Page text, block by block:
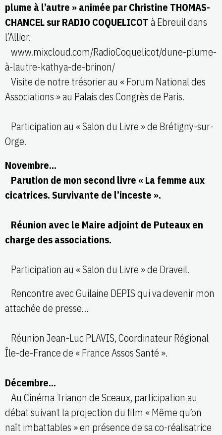
plume à l’autre » animée par Christine THOMAS-
CHANCEL sur RADIO COQUELICOTà Ebreuil dans
l’Allier.
www.mixcloud.com/RadioCoquelicot/dune-plume-
à-lautre-kathya-de-brinon/
Visite de notre trésorier au « Forum National des
Associations » au Palais des Congrès de Paris.
Participation au « Salon du Livre » de Brétigny-sur-
Orge.
Novembre…
Parution de mon second livre « La femme aux
cicatrices. Survivante de l’inceste ».
Réunion avec le Maire adjoint de Puteaux en
charge des associations.
Participation au « Salon du Livre » de Draveil.
Rencontre avec Guilaine DEPIS qui va devenir mon
attachée de presse…
Réunion Jean-Luc PLAVIS, Coordinateur Régional
Île-de-France de « France Assos Santé ».
Décembre…
Au Cinéma Trianon de Sceaux, participation au
débat suivant la projection du film « Même qu’on
naît imbattables » en présence de sa co-réalisatrice